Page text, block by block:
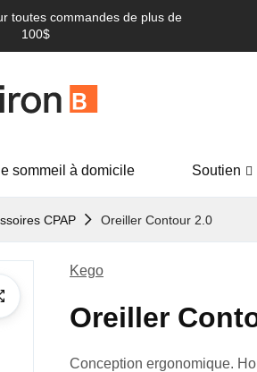
toutes commandes de plus de
100$
sommeil à domicile Soutien
CPAP Oreiller Contour 2.0
Kego
Oreiller
Conception ergonomique.